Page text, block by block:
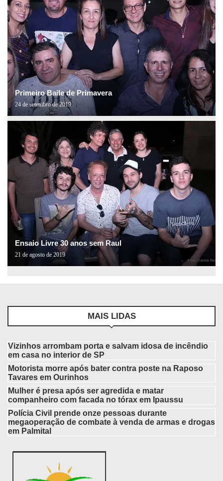
Primeiro Baile de Primavera
24 de setembro de 2019
Ensaio Livre 30 anos sem Raul
21 de agosto de 2019
MAIS LIDAS
Vizinhos arrombam porta e salvam idosa de incêndio
em casa no interior de SP
Motorista morre após bater contra poste na Raposo
Tavares em Ourinhos
Mulher é presa após ser agredida e matar
companheiro com facada no tórax em Ipaussu
Polícia Civil prende onze pessoas durante
megaoperação de combate à venda de armas e drogas
em Palmital